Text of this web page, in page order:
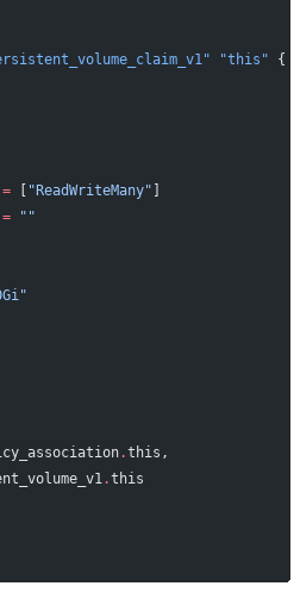
"this" {
[ "ReadWriteMany"
""
.this,
.this